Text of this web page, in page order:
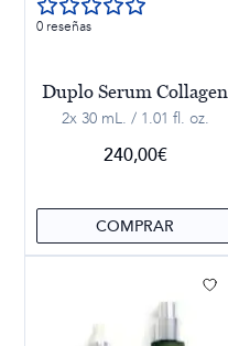
0 reseñas
Duplo Serum Collagen
2x 30 mL. / 1.01 fl. oz.
240,00€
COMPRAR